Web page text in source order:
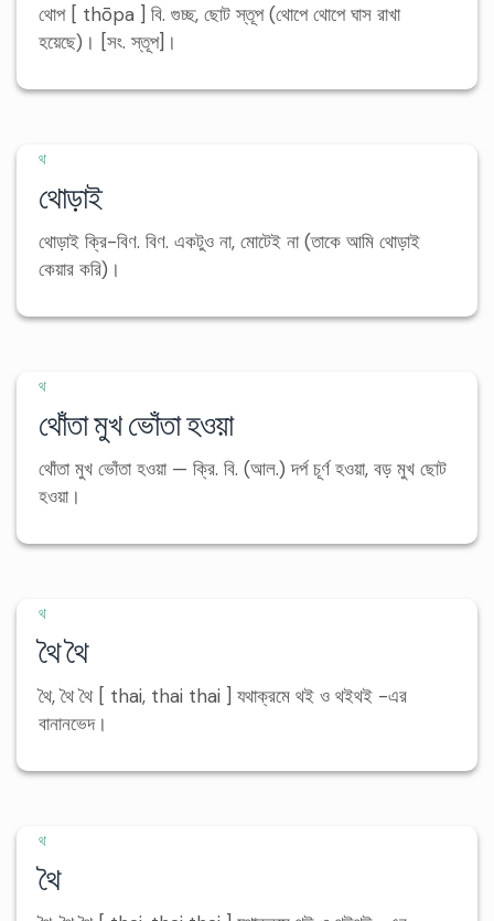
থোপ [ thōpa ] বি. গুচ্ছ, ছোট স্তূপ (থোপে থোপে ঘাস রাখা
হয়েছে)। [সং. স্তূপ]।
থ
থোড়াই
থোড়াই ক্রি-বিণ. বিণ. একটুও না, মোটেই না (তাকে আমি থোড়াই
কেয়ার করি)।
থ
থোঁতা মুখ ভোঁতা হওয়া
থোঁতা মুখ ভোঁতা হওয়া — ক্রি. বি. (আল.) দর্প চূর্ণ হওয়া, বড় মুখ ছোট
হওয়া।
থ
থৈ থৈ
থৈ, থৈ থৈ [ thai, thai thai ] যথাক্রমে থই ও থইথই -এর
বানানভেদ।
থ
থৈ